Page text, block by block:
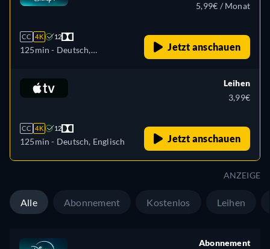
CC 4K 12
125min - Deutsch,
Spanisch, Spanisch
(Lateinamerika), Französisch,
Ungarisch, Italienisch,
Japanisch, Polnisch,
5,99€ / Monat
Jetzt anschauen
CC 4K 12
125min - Deutsch, Englisch
Leihen
3,99€
Jetzt anschauen
ANZEIGE
Alle Abonnement Kostenlos Leihen
Abonnement